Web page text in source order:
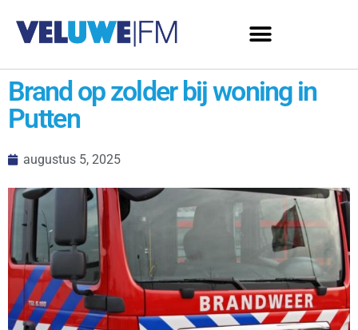
Brand op zolder bij woning in
Putten
augustus 5, 2025